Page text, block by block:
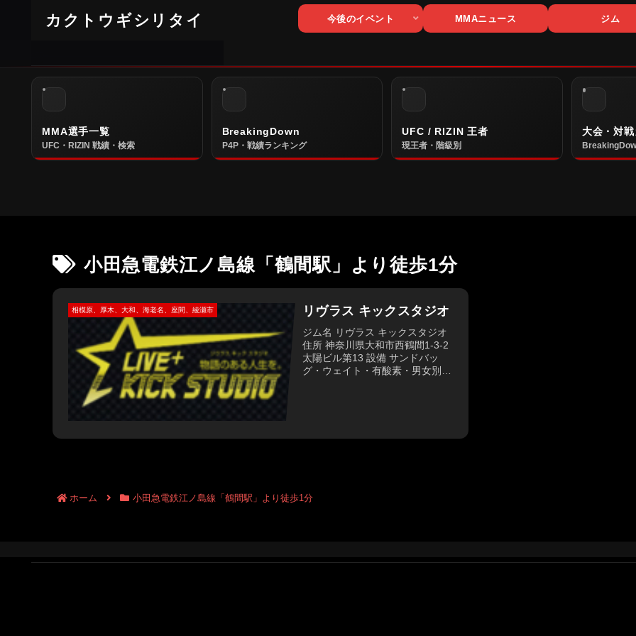
カクトウギシリタイ 今後のイベント MMAニュース ジム
MMA選手一覧
UFC・RIZIN 戦績・検索
BreakingDown
P4P・戦績ランキング
UFC / RIZIN 王者
現王者・階級別
大会・対
小田急電鉄江ノ島線「鶴間駅」より徒歩1分
相模原、厚木、大和、海老名、座間、綾瀬市 リヴラス キックスタジオ
ジム名 リヴラス キックスタジオ
住所 神奈川県大和市西鶴間1-3-2
太陽ビル第13 設備 サンドバッ
グ・ウェイト・有酸素・男女別更
ホーム 小田急電鉄江ノ島線「鶴間駅」より徒歩1分